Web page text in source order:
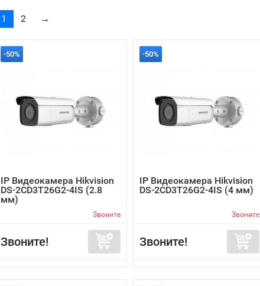
1 2 →
-50%
IP Видеокамера Hikvision
DS-2CD3T26G2-4IS (2.8
мм)
Звоните
Звоните!
-50%
IP Видеокамера Hikvision
DS-2CD3T26G2-4IS (4 мм)
Звоните
Звоните!